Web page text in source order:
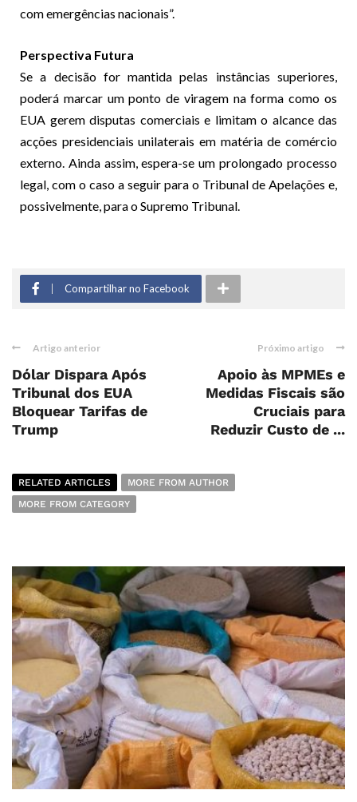
com emergências nacionais”.
Perspectiva Futura
Se a decisão for mantida pelas instâncias superiores,
poderá marcar um ponto de viragem na forma como os
EUA gerem disputas comerciais e limitam o alcance das
acções presidenciais unilaterais em matéria de comércio
externo. Ainda assim, espera-se um prolongado processo
legal, com o caso a seguir para o Tribunal de Apelações e,
possivelmente, para o Supremo Tribunal.
Compartilhar no Facebook
Artigo anterior
Dólar Dispara Após
Tribunal dos EUA
Bloquear Tarifas de
Trump
Próximo artigo
Apoio às MPMEs e
Medidas Fiscais são
Cruciais para
Reduzir Custo de ...
RELATED ARTICLES
MORE FROM AUTHOR
MORE FROM CATEGORY